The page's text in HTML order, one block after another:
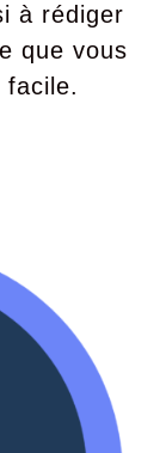
à rédiger
que vous
facile.